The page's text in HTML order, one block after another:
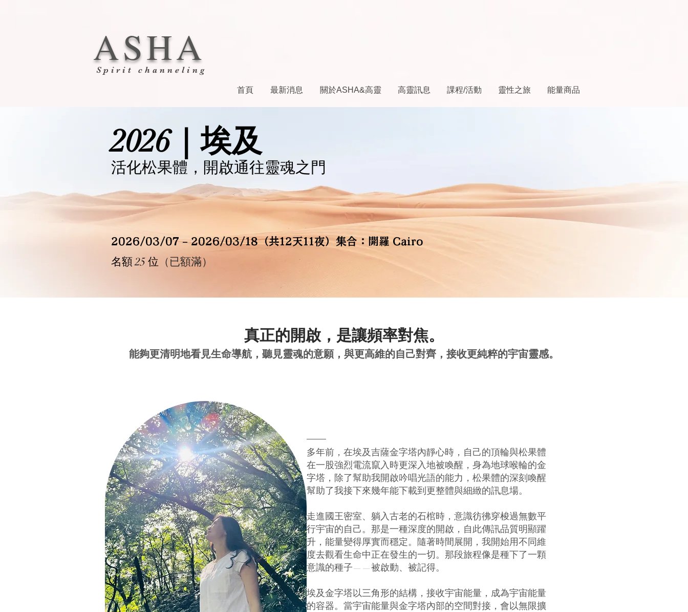
Spirit channeling
ASHA
首頁 最新消息 關於ASHA&高靈 高靈訊息 課程/活動 靈性之旅 能量商品
2026｜埃及
活化松果體，開啟通往靈魂之門
2026/03/07 – 2026/03/18（共12天11夜）集合：開羅 Cairo
名額 25 位 （已額滿）
真正的開啟，是讓頻率對焦。
能夠更清明地看見生命導航，聽見靈魂的意願，與更高維的自己對齊，接收更純粹的宇宙靈感。
多年前，在埃及吉薩金字塔內靜心時，自己的頂輪與松果體
在一股強烈電流竄入時更深入地被喚醒，身為地球喉輪的金
字塔，除了幫助我開啟吟唱光語的能力，松果體的深刻喚醒
幫助了我接下來幾年能下載到更整體與細緻的訊息場。
走進國王密室、躺入古老的石棺時，意識彷彿穿梭過無數平
行宇宙的自己。 那是一種深度的開啟，自此傳訊品質明顯躍
升，能量變得厚實而穩定。 隨著時間展開，我開始用不同維
度去觀看生命中正在發生的一切。 那段旅程像是種下了一顆
意識的種子——被啟動、被記得。
埃及金字塔以三角形的結構，接收宇宙能量，成為宇宙能量
的容器。 當宇宙能量與金字塔內部的空間對接，會以無限擴